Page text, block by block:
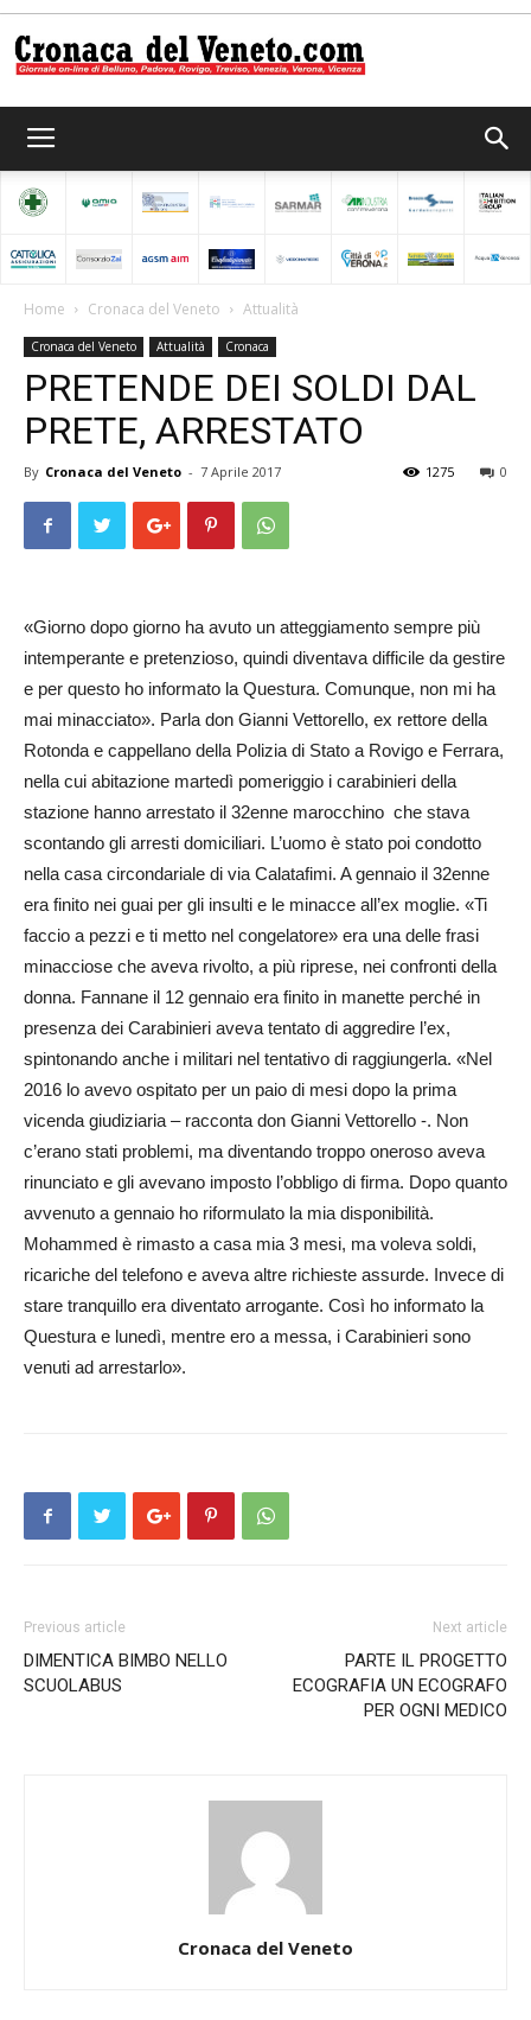
del
Veneto
Home Cronaca del Veneto Attualità
Cronaca del Veneto Attualità Cronaca
PRETENDE DEI SOLDI DAL
PRETE, ARRESTATO
By Cronaca del Veneto - 7 Aprile 2017 0
1275
«Giorno dopo giorno ha avuto un atteggiamento sempre più
intemperante e pretenzioso, quindi diventava difficile da gestire
e per questo ho informato la Questura. Comunque, non mi ha
mai minacciato». Parla don Gianni Vet­torello, ex rettore della
Rotonda e cappellano della Polizia di Stato a Rovigo e Ferrara,
nella cui abitazione martedì pomeriggio i carabinieri della
stazione hanno arrestato il 32enne marocchino che stava
scontando gli arresti domiciliari. L’uomo è stato poi condotto
nella casa circondariale di via Cal­atafimi. A gennaio il 32enne
era finito nei guai per gli insulti e le minacce all’ex moglie. «Ti
faccio a pezzi e ti metto nel congelatore» era una delle frasi
minacciose che aveva rivolto, a più riprese, nei confronti della
donna. Fannane il 12 gennaio era finito in manette perché in
presenza dei Carabinieri aveva tentato di aggredire l’ex,
spintonando anche i militari nel tentativo di raggiungerla. «Nel
2016 lo avevo ospitato per un paio di mesi dopo la prima
vicenda giudiziaria – racconta don Gianni Vettorello -. Non
c’erano stati problemi, ma diventando troppo oneroso aveva
rinunciato e gli avevano imposto l’obbligo di firma. Dopo quanto
avvenuto a gennaio ho riformulato la mia disponibilità.
Mohammed è rimasto a casa mia 3 mesi, ma voleva soldi,
ricariche del telefono e aveva altre richieste assurde. Invece di
stare tranquillo era diventato arrogante. Così ho informato la
Questura e lunedì, mentre ero a messa, i Carabinieri sono
venuti ad arrestarlo».
Previous article
DIMENTICA BIMBO NELLO
SCUOLABUS
Next article
PARTE IL PROGETTO
ECOGRAFIA UN ECOGRAFO
PER OGNI MEDICO
Cronaca del Veneto